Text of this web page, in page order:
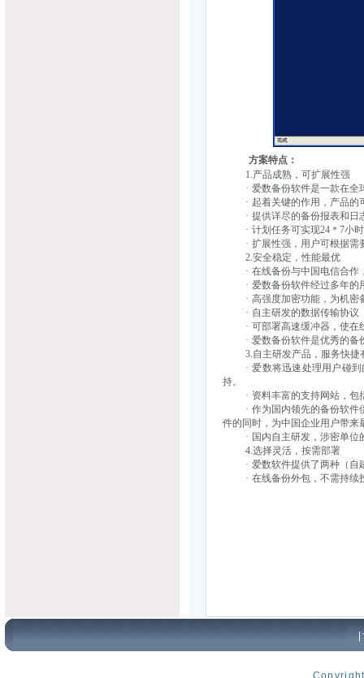
方案特点：
1.产品成熟，可扩展性强
· 爱数备份软件是一款在全球
· 起着关键的作用，产品的
· 提供详尽的备份报表和日
· 计划任务可实现24＊7小时
· 扩展性强，用户可根据需
2.安全稳定，性能最优
· 在线备份与中国电信合作
· 爱数备份软件经过多年的
· 高强度加密功能，为机密
· 自主研发的数据传输协议（
· 可部署高速缓冲器，使在
· 爱数备份软件是优秀的备份
3.自主研发产品，服务快捷
· 爱数将迅速处理用户碰到
持。
· 资料丰富的支持网站，包括
· 作为国内领先的备份软件供
件的同时，为中国企业用户带来
· 国内自主研发，涉密单位
4.选择灵活，按需部署
· 爱数软件提供了两种（自建
· 在线备份外包，不需持续